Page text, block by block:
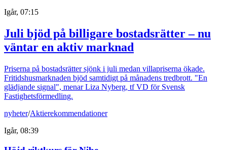
Igår, 07:15
Juli bjöd på billigare bostadsrätter – nu
väntar en aktiv marknad
Priserna på bostadsrätter sjönk i juli medan villapriserna ökade.
Fritidshusmarknaden bjöd samtidigt på månadens tredbrott. "En
glädjande signal", menar Liza Nyberg, tf VD för Svensk
Fastighetsförmedling.
nyheter/Aktierekommendationer
Igår, 08:39